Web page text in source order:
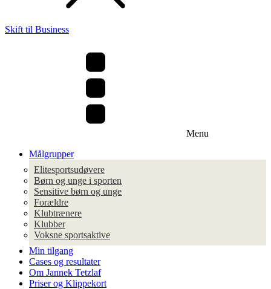
Skift til Business
Menu
Målgrupper
Elitesportsudøvere
Børn og unge i sporten
Sensitive børn og unge
Forældre
Klubtrænere
Klubber
Voksne sportsaktive
Min tilgang
Cases og resultater
Om Jannek Tetzlaf
Priser og Klippekort